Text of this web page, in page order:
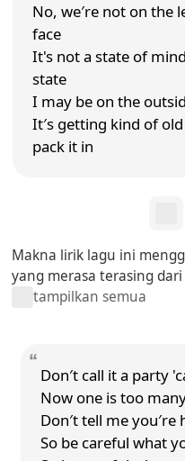
No, we′re not on the
face
It's not a state of
state
I may be on the
It′s getting kind of
pack it in
Makna lirik lagu ini
yang merasa terasing
tampilkan semua
Don′t call it a party
Now one is too
Don′t tell me you′re
So be careful what